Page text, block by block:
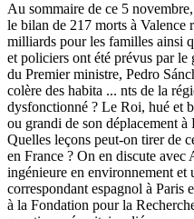
Au sommaire de ce 5
le bilan de 217 morts à Valence
milliards pour les familles ainsi
et policiers ont été prévus par
du Premier ministre, Pedro
colère des habita ... nts de la
dysfonctionné ? Le Roi, hué et
ou grandi de son déplacement
Quelles leçons peut-on tirer de
en France ? On en discute
ingénieure en environnement et
correspondant espagnol à Paris
à la Fondation pour la